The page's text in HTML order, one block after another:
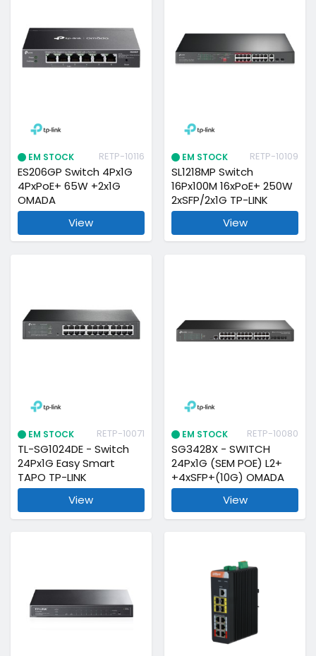
EM STOCK RETP-10116
ES206GP Switch 4Px1G
4PxPoE+ 65W +2x1G
OMADA
View
EM STOCK RETP-10109
SL1218MP Switch
16Px100M 16xPoE+ 250W
2xSFP/2x1G TP-LINK
View
EM STOCK RETP-10071
TL-SG1024DE - Switch
24Px1G Easy Smart
TAPO TP-LINK
View
EM STOCK RETP-10080
SG3428X - SWITCH
24Px1G (SEM POE) L2+
+4xSFP+(10G) OMADA
View